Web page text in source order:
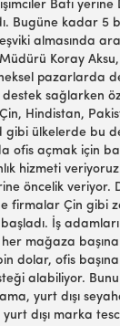
Batı yerine
Bugüne kadar 5
almasında
Koray Aksu,
pazarlarda
sağlarken
Hindistan,
gibi ülkelerde bu
ofis açmak için
hizmeti
öncelik veriyor.
firmalar Çin gibi
İş
her mağaza
dolar, ofis
alabiliyor.
yurt dışı
dışı marka